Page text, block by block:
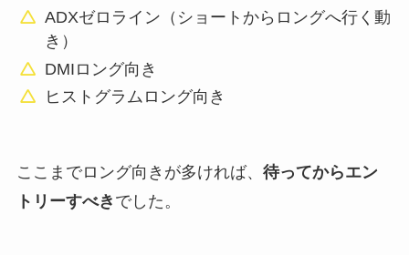
ADXゼロライン（ショートからロングへ行く動
き）
DMIロング向き
ヒストグラムロング向き
ここまでロング向きが多ければ、 待ってからエン
トリーすべき でした。